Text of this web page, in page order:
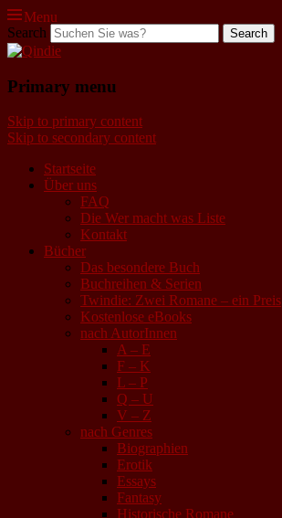
Menu
Qindie
Search
Primary menu
Skip to primary content
Skip to secondary content
Startseite
Über uns
FAQ
Die Wer macht was Liste
Kontakt
Bücher
Das besondere Buch
Buchreihen & Serien
Twindie: Zwei Romane – ein Preis
Kostenlose eBooks
nach AutorInnen
A – E
F – K
L – P
Q – U
V – Z
nach Genres
Biographien
Erotik
Essays
Fantasy
Historische Romane